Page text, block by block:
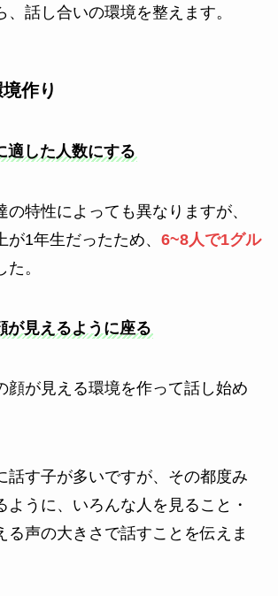
、話し合いの環境を整えます。
作り
した人数にする
の特性によっても異なりますが、
1年生だったため、 6~8人で1グル
。
見えるように座る
顔が見える環境を作って話し始め
話す子が多いですが、その都度み
ように、いろんな人を見ること・
る声の大きさで話すことを伝えま